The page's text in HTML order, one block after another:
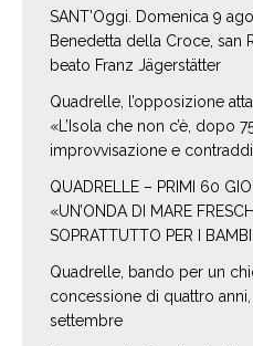
SANT’Oggi. Domenica 9
Benedetta della Croce, san
beato Franz Jägerstätter
Quadrelle, l’opposizione
«L’Isola che non c’è, dopo
improvvisazione e
QUADRELLE – PRIMI 60
«UN’ONDA DI MARE
SOPRATTUTTO PER I
Quadrelle, bando per un
concessione di quattro
settembre